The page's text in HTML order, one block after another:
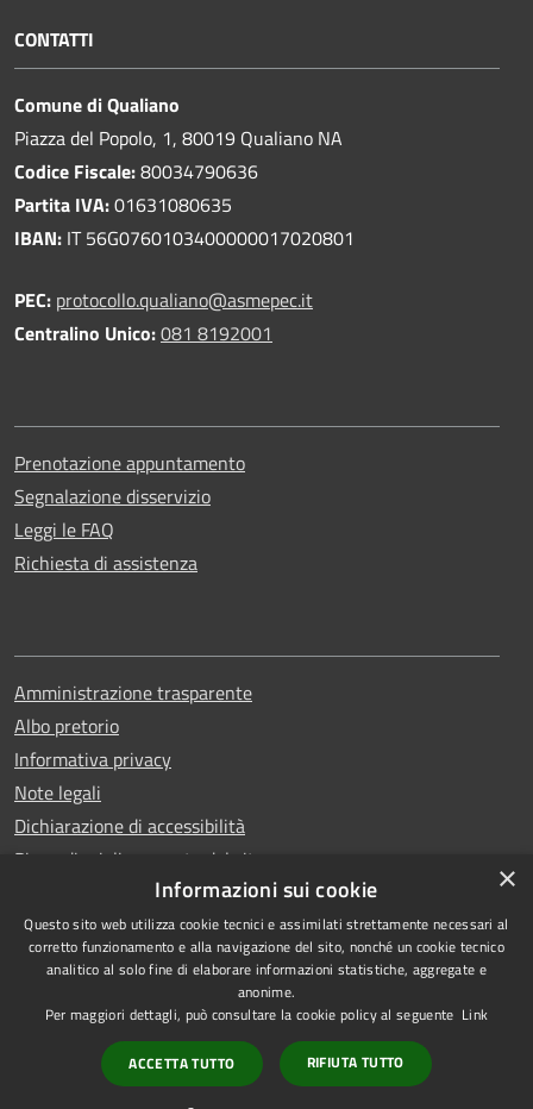
CONTATTI
Comune di Qualiano
Piazza del Popolo, 1, 80019 Qualiano NA
Codice Fiscale:80034790636
Partita IVA:01631080635
IBAN: IT 56G0760103400000017020801
PEC: protocollo.qualiano@asmepec.it
Centralino Unico:081 8192001
Prenotazione appuntamento
Segnalazione disservizio
Leggi le FAQ
Richiesta di assistenza
Amministrazione trasparente
Albo pretorio
Informativa privacy
Note legali
Dichiarazione di accessibilità
Piano di miglioramento del sito
RSS
Accessibilità
Copyright © 2026 • Comune di
Qualiano • Powered by
Municipium
Accesso redazione
×
Informazioni sui cookie
Questo sito web utilizza cookie tecnici e assimilati strettamente necessari al
corretto funzionamento e alla navigazione del sito, nonché un cookie tecnico
analitico al solo fine di elaborare informazioni statistiche, aggregate e
anonime.
Per maggiori dettagli, può consultare la cookie policy al seguente Link
ACCETTA TUTTO RIFIUTA TUTTO